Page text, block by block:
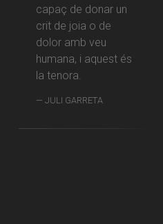
capaç de donar un
crit de joia o de
dolor amb veu
humana, i aquest és
la tenora.
JULI GARRETA